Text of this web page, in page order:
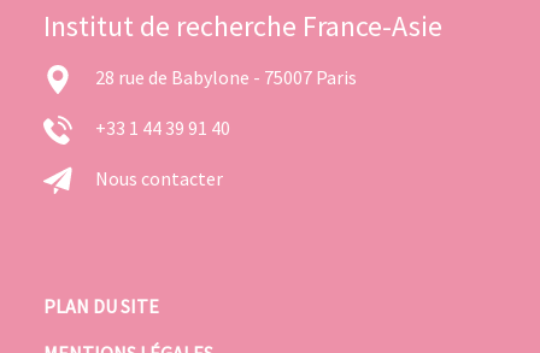
Institut de recherche France-Asie
28 rue de Babylone - 75007 Paris
+33 1 44 39 91 40
Nous contacter
PLAN DU SITE